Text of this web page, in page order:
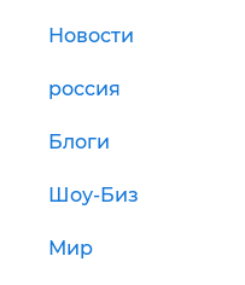
Новости
россия
Блоги
Шоу-Биз
Мир